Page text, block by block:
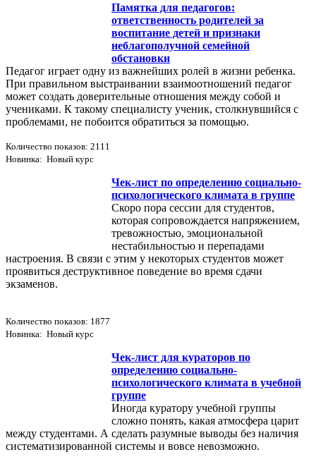
Памятка для педагогов:
ответственность родителей за
воспитание детей и признаки
неблагополучной семейной
обстановки
Педагог играет одну из важнейших ролей в жизни ребенка.
При правильном выстраивании взаимоотношений педагог
может создать доверительные отношения между собой и
учениками. К такому специалисту ученик, столкнувшийся с
проблемами, не побоится обратиться за помощью.
Количество показов: 2111
Новинка: Новый курс
Чек-лист по определению социально-
психологического климата в группе
Скоро пора сессии для студентов,
которая сопровождается напряжением,
тревожностью, эмоциональной
нестабильностью и перепадами
настроения. В связи с этим у некоторых студентов может
проявиться деструктивное поведение во время сдачи
экзаменов.
Количество показов: 1877
Новинка: Новый курс
Чек-лист для кураторов по
определению социально-
психологического климата в учебной
группе
Иногда куратору учебной группы
сложно понять, какая атмосфера царит
между студентами. А сделать разумные выводы без наличия
систематизированной системы и вовсе невозможно.